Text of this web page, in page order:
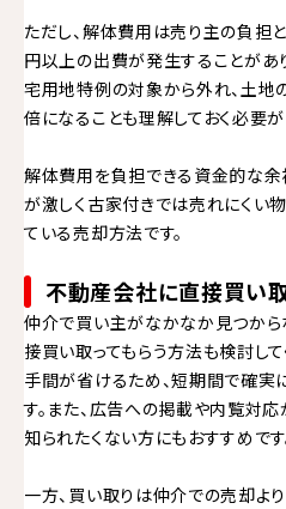
ただし、解体費用は売り主の負担
円以上の出費が発生することがあ
宅用地特例の対象から外れ、土
倍になることも理解しておく必要が
解体費用を負担できる資金的な
が激しく古家付きでは売れにくい
ている売却方法です。
不動産会社に直接買い
仲介で買い主がなかなか見つか
接買い取ってもらう方法も検討し
手間が省けるため、短期間で確実
す。また、広告への掲載や内覧対
知られたくない方にもおすすめです
一方、買い取りは仲介での売却よ